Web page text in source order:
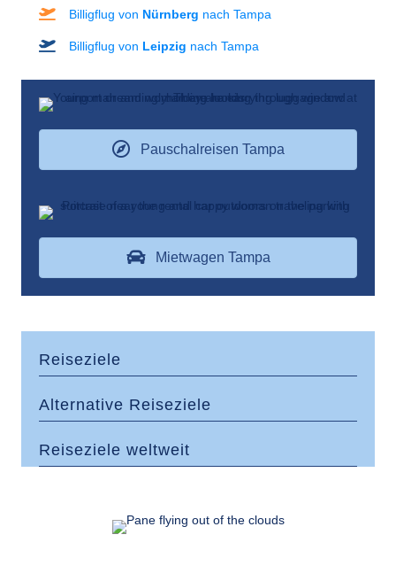
Billigflug von Nürnberg nach Tampa
Billigflug von Leipzig nach Tampa
Pauschalreisen Tampa
Mietwagen Tampa
Reiseziele
Alternative Reiseziele
Reiseziele weltweit